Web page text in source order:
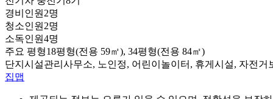
경비인원2명
청소인원2명
소독인원4명
주요 평형18평형(전용 59㎡), 34평형(전용 84㎡)
단지시설관리사무소, 노인정, 어린이놀이터, 휴게시설, 자전거
집맵